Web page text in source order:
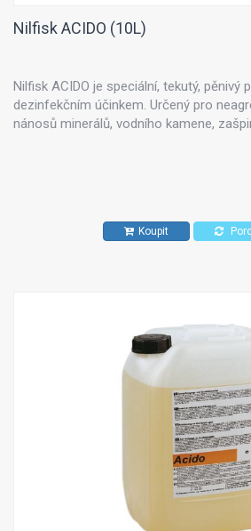
Nilfisk ACIDO (10L)
Nilfisk ACIDO je speciální, tekutý, pěnivý
dezinfekčním účinkem. Určený pro
nánosů minerálů, vodního kamene,
Koupit